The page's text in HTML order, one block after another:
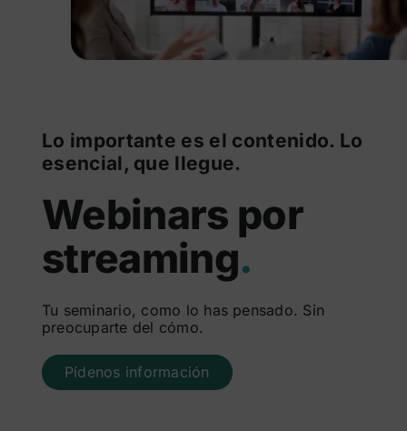
Lo importante es el contenido. Lo
esencial, que llegue.
Webinars por
streaming.
Tu seminario, como lo has pensado. Sin
preocuparte del cómo.
Pídenos información